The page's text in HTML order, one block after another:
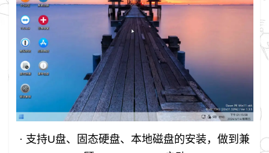
· 支持U盘、固态硬盘、本地磁盘的安装，做到兼